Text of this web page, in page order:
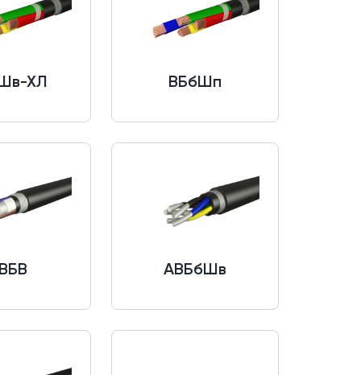
ХЛ ВБбШп
АВБбШв